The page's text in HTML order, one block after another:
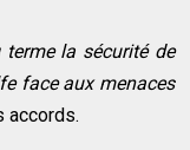
la sécurité de
face aux menaces
accords.